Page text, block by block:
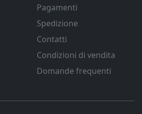
Pagamenti
Spedizione
Contatti
Condizioni di vendita
Domande frequenti